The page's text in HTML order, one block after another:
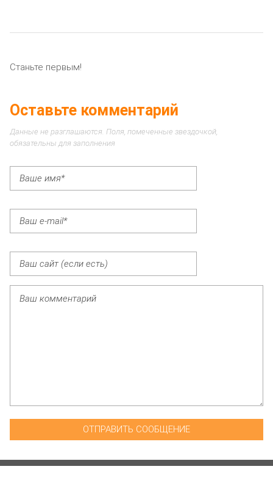
Станьте первым!
Оставьте комментарий
Данные не разглашаются. Поля, помеченные звездочкой,
обязательны для заполнения